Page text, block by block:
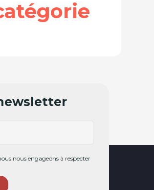
nous engageons à respecter